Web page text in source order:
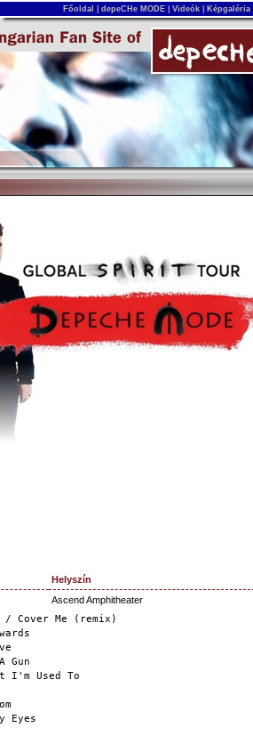
Főoldal depeCHe MODE Videók Képgaléria
Helyszín
Ascend Amphitheater
/ Cover Me (remix)
Gun
I'm Used To
Eyes